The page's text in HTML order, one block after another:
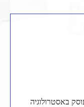
באסטרולוגיה